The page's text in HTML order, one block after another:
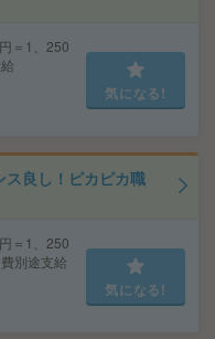
＝1、250
気になる!
ス良し！ピカピカ職
＝1、250
別途支給
気になる!